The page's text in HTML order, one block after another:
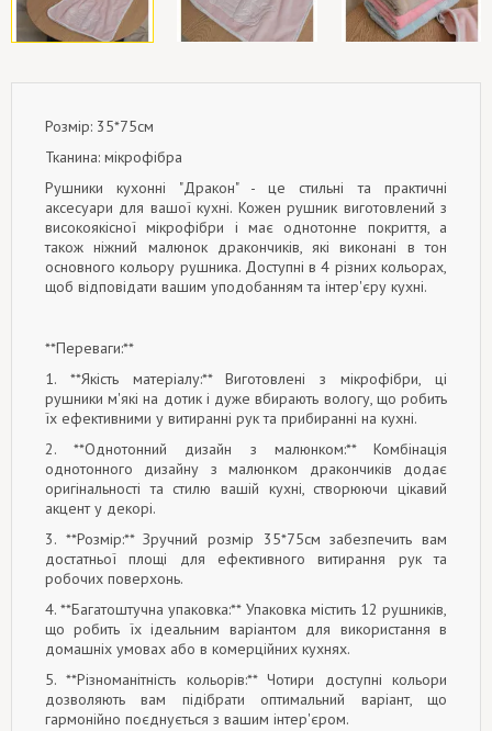
Розмір: 35*75см
Тканина: мікрофібра
Рушники кухонні "Дракон" - це стильні та практичні
аксесуари для вашої кухні. Кожен рушник виготовлений з
високоякісної мікрофібри і має однотонне покриття, а
також ніжний малюнок дракончиків, які виконані в тон
основного кольору рушника. Доступні в 4 різних кольорах,
щоб відповідати вашим уподобанням та інтер'єру кухні.
**Переваги:**
1. **Якість матеріалу:** Виготовлені з мікрофібри, ці
рушники м'які на дотик і дуже вбирають вологу, що робить
їх ефективними у витиранні рук та прибиранні на кухні.
2. **Однотонний дизайн з малюнком:** Комбінація
однотонного дизайну з малюнком дракончиків додає
оригінальності та стилю вашій кухні, створюючи цікавий
акцент у декорі.
3. **Розмір:** Зручний розмір 35*75см забезпечить вам
достатньої площі для ефективного витирання рук та
робочих поверхонь.
4. **Багатоштучна упаковка:** Упаковка містить 12 рушників,
що робить їх ідеальним варіантом для використання в
домашніх умовах або в комерційних кухнях.
5. **Різноманітність кольорів:** Чотири доступні кольори
дозволяють вам підібрати оптимальний варіант, що
гармонійно поєднується з вашим інтер'єром.